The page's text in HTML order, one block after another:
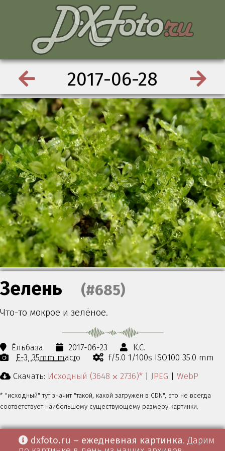
2017-06-28
Зелень (#685)
Что-то мокрое и зелёное.
Ёльбаза 2017-06-23
К.С.
E-3 35mm macro
f/5.0 1/100s ISO100 35.0 mm
Скачать: Исходный (3648 ⨉ 2736)* | JPEG | WebP
* "исходный" тут значит "такой, какой загружен в CDN", это не всегда
соответствует наибольшему существующему размеру картинки.
dxfoto.ru – ежедневная картинка. Дарим